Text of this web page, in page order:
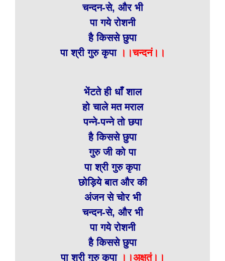
चन्दन-से, और भी
पा गये रोशनी
है किससे छुपा
पा श्री गुरु कृपा ।।चन्दनं।।
भेंटते ही धाँ शाल
हो चाले मत मराल
पन्ने-पन्ने तो छपा
है किससे छुपा
गुरु जी को पा
पा श्री गुरु कृपा
छोड़िये बात और की
अंजन से चोर भी
चन्दन-से, और भी
पा गये रोशनी
है किससे छुपा
पा श्री गुरु कृपा ।।अक्षतं।।